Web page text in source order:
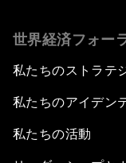
世界経済フォー
私たちのストラテ
私たちのアイデン
私たちの活動